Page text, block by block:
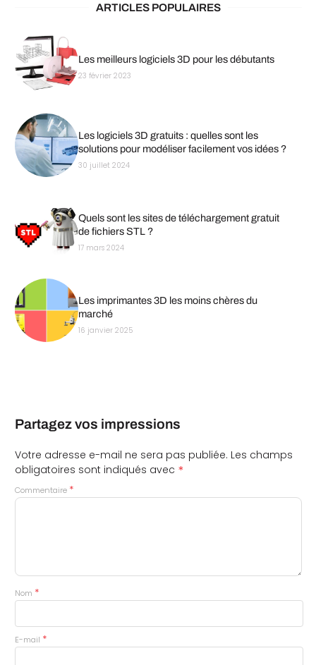
ARTICLES POPULAIRES
Les meilleurs logiciels 3D pour les débutants
23 février 2023
Les logiciels 3D gratuits : quelles sont les
solutions pour modéliser facilement vos idées ?
30 juillet 2024
Quels sont les sites de téléchargement gratuit
de fichiers STL ?
17 mars 2024
Les imprimantes 3D les moins chères du
marché
16 janvier 2025
Partagez vos impressions
Votre adresse e-mail ne sera pas publiée. Les champs
obligatoires sont indiqués avec *
Commentaire *
Nom *
E-mail *